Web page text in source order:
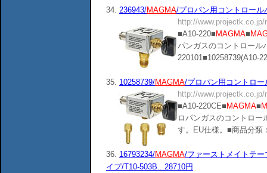
34. 236943/MAGMA/プロパン用コントロー
http://
■A10-220■ MAGMA■
パンガスのコントロール
220101■10258739(A10-
35. 10258739/MAGMA/プロパン用コントロ
http://
■A10-220CE■ MAGMA■
ロパンガスのコントロー
す。EU仕様。■商品分類
36. 16793234/MAGMA/ファーストメイトテ
イプ/T10-503B...28710円